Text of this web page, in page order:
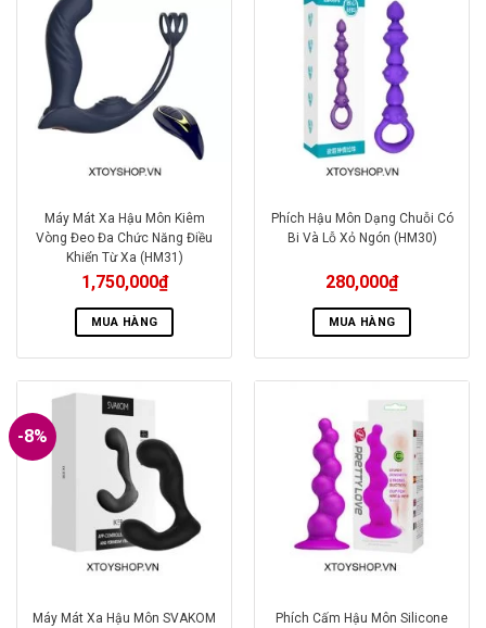
Máy Mát Xa Hậu Môn Kiêm
Vòng Đeo Đa Chức Năng Điều
Khiển Từ Xa (HM31)
1,750,000₫
MUA HÀNG
Phích Hậu Môn Dạng Chuỗi Có
Bi Và Lỗ Xỏ Ngón (HM30)
280,000₫
MUA HÀNG
-8%
Máy Mát Xa Hậu Môn SVAKOM
Phích Cấm Hậu Môn Silicone